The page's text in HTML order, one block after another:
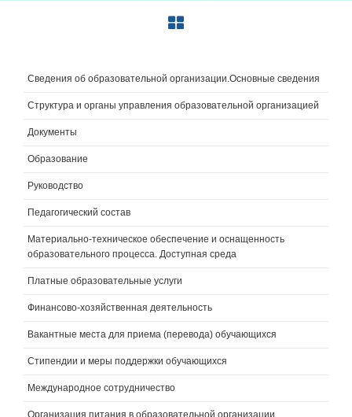
Сведения об образовательной организации.Основные сведения
Структура и органы управления образовательной организацией
Документы
Образование
Руководство
Педагогический состав
Материально-техническое обеспечение и оснащенность
образовательного процесса. Доступная среда
Платные образовательные услуги
Финансово-хозяйственная деятельность
Вакантные места для приема (перевода) обучающихся
Стипендии и меры поддержки обучающихся
Международное сотрудничество
Организация питания в образовательной организации